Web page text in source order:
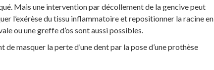
Mais une intervention par décollement de la gencive peut
l’exérèse du tissu inflammatoire et repositionner la racine en
ou une greffe d’os sont aussi possibles.
de masquer la perte d’une dent par la pose d’une prothèse